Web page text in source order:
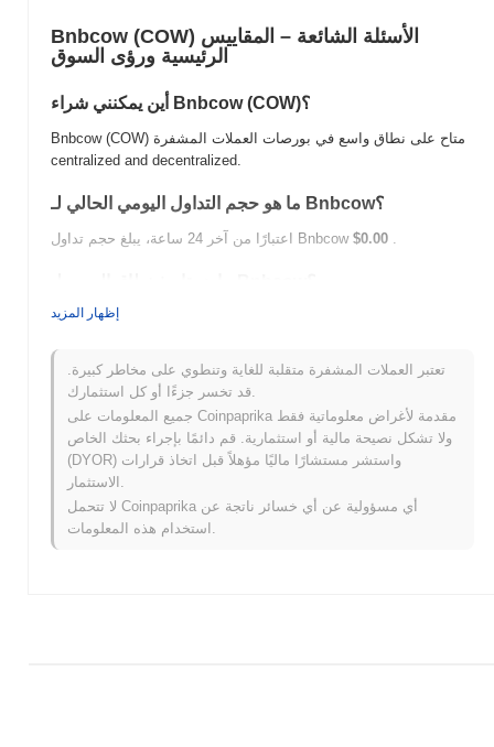
Bnbcow (COW) الأسئلة الشائعة – المقاييس
الرئيسية ورؤى السوق
أين يمكنني شراء Bnbcow (COW)؟
Bnbcow (COW) متاح على نطاق واسع في بورصات العملات المشفرة
centralized and decentralized.
ما هو حجم التداول اليومي الحالي لـ Bnbcow؟
اعتبارًا من آخر 24 ساعة، يبلغ حجم تداول Bnbcow $0.00 .
Bnbcow يتم تداوله حاليًا بنسبة
كيف يعمل Bnbcow مقارنة بسوق العملات المشفرة
الأوسع؟
العملات المشفرة بشكل عام الذي سجل مكاسب0.04%
. يشير هذا
إظهار المزيد
تعتبر العملات المشفرة متقلبة للغاية وتنطوي على مخاطر كبيرة.
قد تخسر جزءًا أو كل استثمارك.
جميع المعلومات على Coinpaprika مقدمة لأغراض معلوماتية فقط
ولا تشكل نصيحة مالية أو استثمارية. قم دائمًا بإجراء بحثك الخاص
(DYOR) واستشر مستشارًا ماليًا مؤهلاً قبل اتخاذ قرارات
لا تتحمل Coinpaprika أي مسؤولية عن أي خسائر ناتجة عن